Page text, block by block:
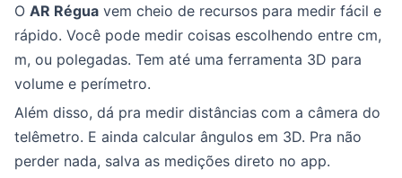
O AR Régua vem cheio de recursos para medir fácil e
rápido. Você pode medir coisas escolhendo entre cm,
m, ou polegadas. Tem até uma ferramenta 3D para
volume e perímetro.
Além disso, dá pra medir distâncias com a câmera do
telêmetro. E ainda calcular ângulos em 3D. Pra não
perder nada, salva as medições direto no app.